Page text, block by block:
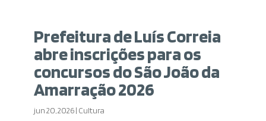
Prefeitura de Luís Correia
abre inscrições para os
concursos do São João da
Amarração 2026
jun 20, 2026| Cultura